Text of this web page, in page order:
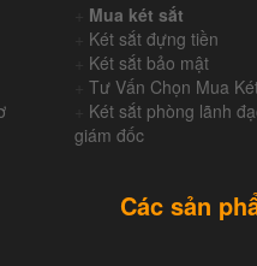
Mua két sắt
Két sắt đựng tiền
Két sắt bảo mật
Tư Vấn Chọn Mua
Két sắt phòng lãnh
giám đốc
Các sản